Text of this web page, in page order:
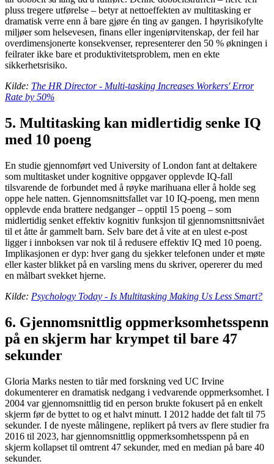
pluss tregere utførelse – betyr at nettoeffekten av multitasking er
dramatisk verre enn å bare gjøre én ting av gangen. I høyrisikofylte
miljøer som helsevesen, finans eller ingeniørvitenskap, der feil har
overdimensjonerte konsekvenser, representerer den 50 % økningen i
feilrater ikke bare et produktivitetsproblem, men en ekte
sikkerhetsrisiko.
Kilde: The HR Director - Multi-tasking Increases Workers' Error
Rate by 50%
5. Multitasking kan midlertidig senke IQ
med 10 poeng
En studie gjennomført ved University of London fant at deltakere
som multitasket under kognitive oppgaver opplevde IQ-fall
tilsvarende de forbundet med å røyke marihuana eller å holde seg
oppe hele natten. Gjennomsnittsfallet var 10 IQ-poeng, men menn
opplevde enda brattere nedganger – opptil 15 poeng – som
midlertidig senket effektiv kognitiv funksjon til gjennomsnittsnivået
til et åtte år gammelt barn. Selv bare det å vite at en ulest e-post
ligger i innboksen var nok til å redusere effektiv IQ med 10 poeng.
Implikasjonen er dyp: hver gang du sjekker telefonen under et møte
eller kaster blikket på en varsling mens du skriver, opererer du med
en målbart svekket hjerne.
Kilde: Psychology Today - Is Multitasking Making Us Less Smart?
6. Gjennomsnittlig oppmerksomhetsspenn
på en skjerm har krympet til bare 47
sekunder
Gloria Marks nesten to tiår med forskning ved UC Irvine
dokumenterer en dramatisk nedgang i vedvarende oppmerksomhet. I
2004 var gjennomsnittlig tid en person brukte fokusert på en enkelt
skjerm før de byttet to og et halvt minutt. I 2012 hadde det falt til 75
sekunder. I de nyeste målingene, replikert på tvers av flere studier fra
2016 til 2023, har gjennomsnittlig oppmerksomhetsspenn på en
skjerm kollapset til omtrent 47 sekunder, med en median på bare 40
sekunder.